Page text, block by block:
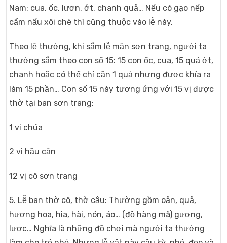
Nam: cua, ốc, lươn, ớt, chanh quả… Nếu có gạo nếp
cẩm nấu xôi chè thì cũng thuộc vào lễ này.
Theo lệ thường, khi sắm lễ mặn sơn trang, người ta
thường sắm theo con số 15: 15 con ốc, cua, 15 quả ớt,
chanh hoặc có thể chỉ cần 1 quả nhưng được khía ra
làm 15 phần… Con số 15 này tương ứng với 15 vị được
thờ tại ban sơn trang:
1 vị chúa
2 vị hầu cận
12 vị cô sơn trang
5. Lễ ban thờ cô, thờ cậu: Thường gồm oản, quả,
hương hoa, hia, hài, nón, áo… (đồ hàng mã) gương,
lược… Nghĩa là những đồ chơi mà người ta thường